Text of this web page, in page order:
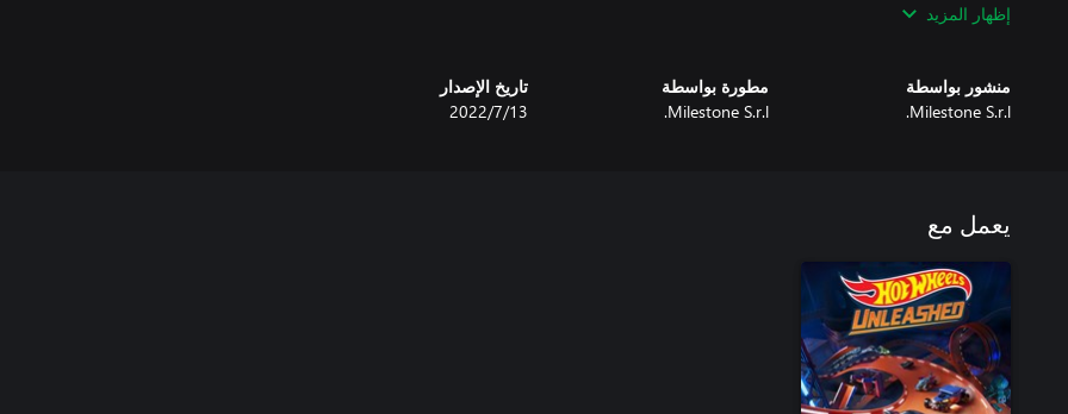
هذا الـDLC متضمن في HOT WHEELS™ Pass Vol. 2
إظهار المزيد
منشور بواسطة
Milestone S.r.l.
مطورة بواسطة
Milestone S.r.l.
تاريخ الإصدار
13‏/7‏/2022
يعمل مع